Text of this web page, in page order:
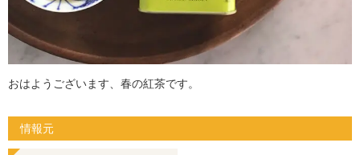
おはようございます、春の紅茶です。
情報元